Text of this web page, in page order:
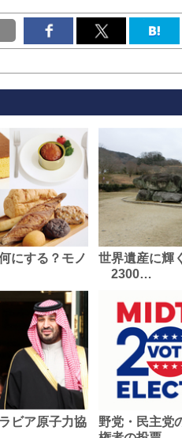
にする？モノ
世界遺産に輝
2300…
ビア原子力協
野党・民主党